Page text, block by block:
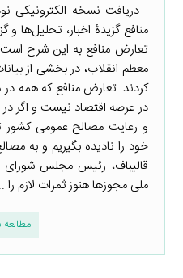
دریافت نسخه الکترونیکی
منافع گزیدۀ اخبار، تحلیل‌ها
تعارض منافع به این شرح
معظم انقلاب، در بخشی از
کردند: تعارض منافع که همه
در عرصه اقتصاد نیست و اگر
و رعایت مصالح عمومی کشور
خود را نادیده بگیریم و به
قالیباف، رئیس مجلس شورای
ملی مجوزها هنوز ثمرات لازم را